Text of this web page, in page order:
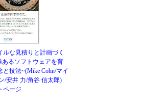
ルな見積りと計画づく
あるソフトウェアを育
と技法~(Mike Cohn/マイ
/安井 力/角谷 信太郎)
ページ